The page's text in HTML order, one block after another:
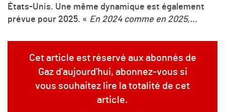
États-Unis. Une même dynamique est également
prévue pour 2025. « En 2024 comme en 2025,...
Cet article est réservé aux abonnés de
Gaz d'aujourd'hui, abonnez-vous si
vous souhaitez lire la totalité de cet
article.